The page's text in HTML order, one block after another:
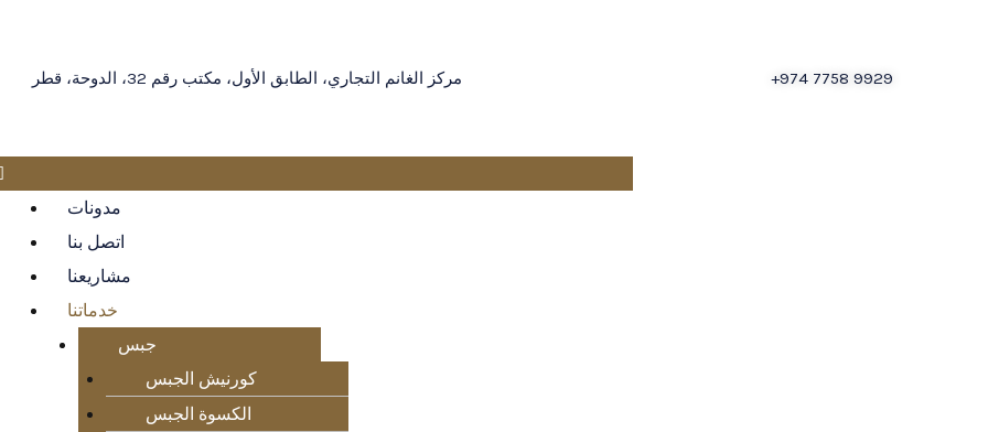
مركز الغانم التجاري، الطابق الأول، مكتب رقم 32، الدوحة، قطر +974 7758 9929
مدونات
اتصل بنا
مشاريعنا
خدماتنا
جبس
كورنيش الجبس
الكسوة الجبس